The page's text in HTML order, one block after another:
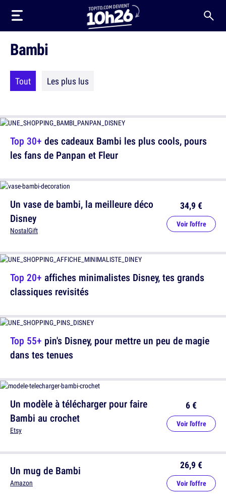
Bambi
Tout Les plus lus
Top 30+ des cadeaux Bambi les plus cools, pours
les fans de Panpan et Fleur
Un vase de bambi, la meilleure déco
Disney
NostalGift
34,9 €
Voir l'offre
Top 55+ pin's Disney, pour mettre un peu de magie
dans tes tenues
Un mug de Bambi
Amazon
26,9 €
Voir l'offre
Top 20+ affiches minimalistes Disney, tes grands
classiques revisités
Un modèle à télécharger pour faire
Bambi au crochet
Etsy
6 €
Voir l'offre